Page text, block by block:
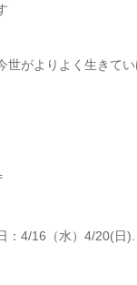
世がよりよく生きて
：4/16（水）4/20(日).